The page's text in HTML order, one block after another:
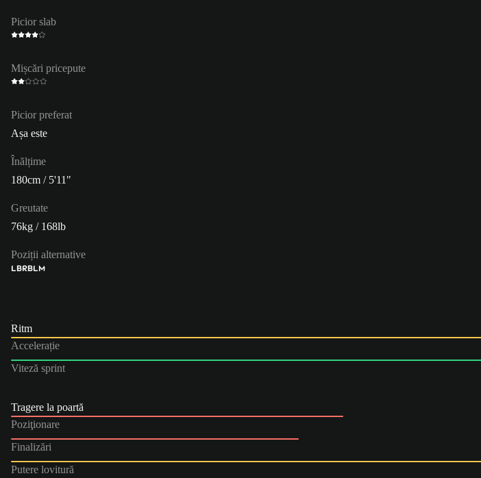
Picior slab
Mișcări pricepute
Picior preferat
Așa este
Înălțime
180cm / 5'11"
Greutate
76kg / 168lb
Poziții alternative
LBRBLM
Ritm
Accelerație
Viteză sprint
Tragere la poartă
Poziţionare
Finalizări
Putere lovitură